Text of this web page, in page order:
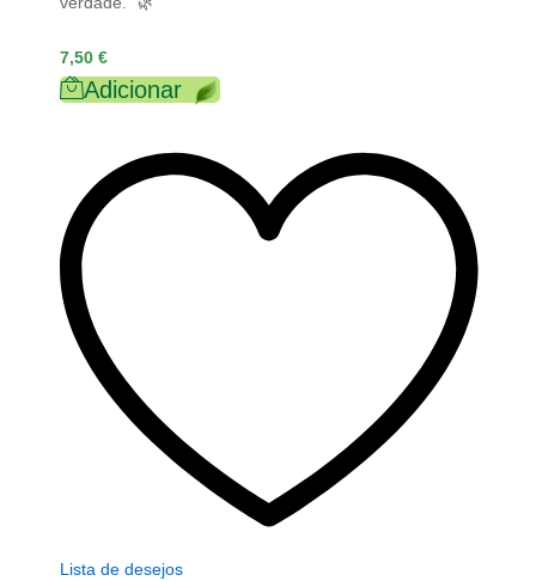
7,50 €
Adicionar
Lista de desejos